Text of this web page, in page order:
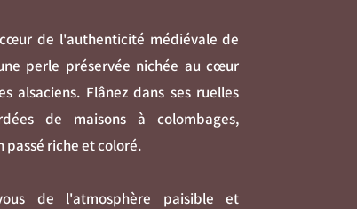
de l'authenticité médiévale de
perle préservée nichée au cœur
alsaciens. Flânez dans ses ruelles
de maisons à colombages,
passé riche et coloré.
vous de l'atmosphère paisible et